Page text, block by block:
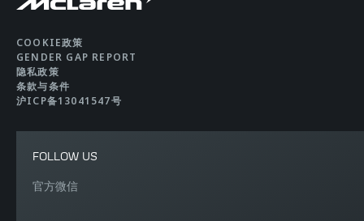
COOKIE政策
GENDER GAP REPORT
隐私政策
条款与条件
沪ICP备13041547号
FOLLOW US
官方微信